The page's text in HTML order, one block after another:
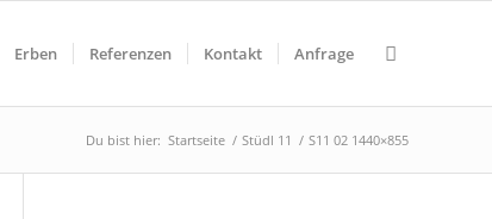
Erben Referenzen Kontakt Anfrage
Du bist hier: Startseite / Stüdl 11 / S11 02 1440×855